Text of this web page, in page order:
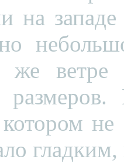
на
ветре
гладким,